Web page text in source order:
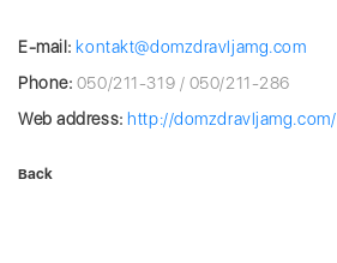
E-mail: kontakt@domzdravljamg.com
Phone: 050/211-319 / 050/211-286
Web address: http://domzdravljamg.com/
Back